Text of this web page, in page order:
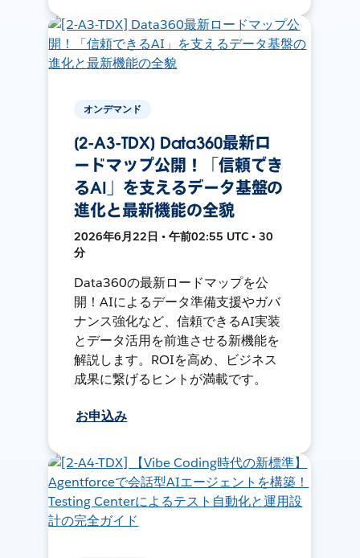
オンデマンド
[2-A3-TDX] Data360最新ロ
ードマップ公開！「信頼でき
るAI」を支えるデータ基盤の
進化と最新機能の全貌
2026年6月22日 • 午前02:55 UTC • 30
分
Data360の最新ロードマップを公
開！AIによるデータ準備支援やガバ
ナンス強化など、信頼できるAI実装
とデータ活用を前進させる新機能を
解説します。ROIを高め、ビジネス
成果に繋げるヒントが満載です。
お申込み